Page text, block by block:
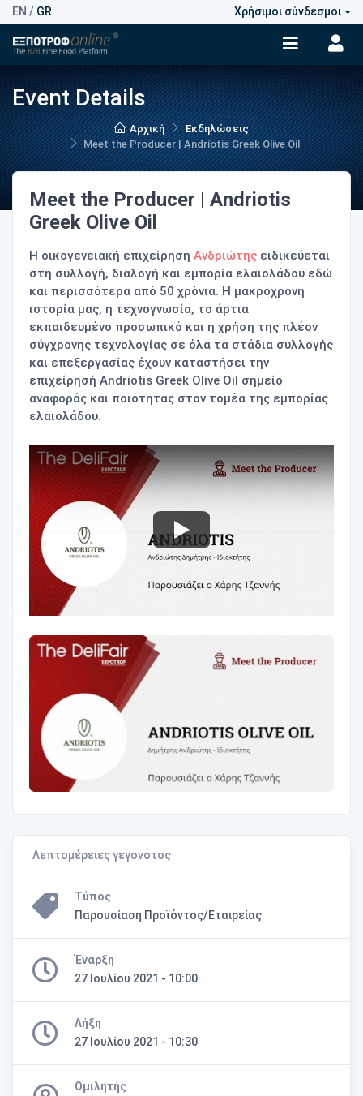
EN / GR Χρήσιμοι σύνδεσμοι
Event Details
Αρχική
Εκδηλώσεις
Meet the Producer | Andriotis Greek Olive Oil
Meet the Producer | Andriotis
Greek Olive Oil
Η οικογενειακή επιχείρηση Ανδριώτης ειδικεύεται
στη συλλογή, διαλογή και εμπορία ελαιολάδου εδώ
και περισσότερα από 50 χρόνια. Η μακρόχρονη
ιστορία μας, η τεχνογνωσία, το άρτια
εκπαιδευμένο προσωπικό και η χρήση της πλέον
σύγχρονης τεχνολογίας σε όλα τα στάδια συλλογής
και επεξεργασίας έχουν καταστήσει την
επιχείρησή Andriotis Greek Olive Oil σημείο
αναφοράς και ποιότητας στον τομέα της εμπορίας
ελαιολάδου.
Λεπτομέρειες γεγονότος
Τύπος
Παρουσίαση Προϊόντος/Εταιρείας
Έναρξη
27 Ιουλίου 2021 - 10:00
Λήξη
27 Ιουλίου 2021 - 10:30
Ομιλητής